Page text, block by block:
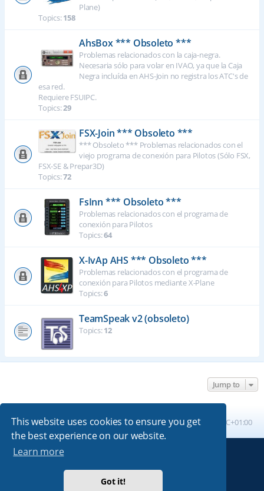
This website uses cookies to ensure you get
the best experience on our website.
Learn more
Got it!
Plane)
Topics:158
AhsBox *** Obsoleto ***
Problemas relacionados con la caja-negra.
Necesaria sólo para volar en IVAO, ya que la Caja
Negra incluída en AHS-Join no registra los ATC's de
esa red.
Requiere FSUIPC.
Topics:29
FSX-Join *** Obsoleto ***
*** Obsoleto *** Problemas relacionados con el
viejo programa de conexión para Pilotos (Sólo FSX,
FSX-SE & Prepar3D)
Topics:72
FsInn *** Obsoleto ***
Problemas relacionados con el programa de
conexión para Pilotos
Topics:64
X-IvAp AHS *** Obsoleto ***
Problemas relacionados con el programa de
conexión para Pilotos mediante X-Plane
Topics:6
TeamSpeak v2 (obsoleto)
Topics:12
Jump to
Board index All times are UTC+01:00
Absolution style by
Premium phpBB Styles